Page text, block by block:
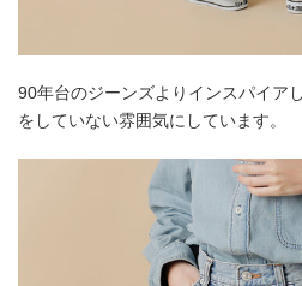
90年台のジーンズよりインスパイア
をしていない雰囲気にしています。